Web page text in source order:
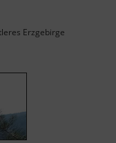
Erzgebirge